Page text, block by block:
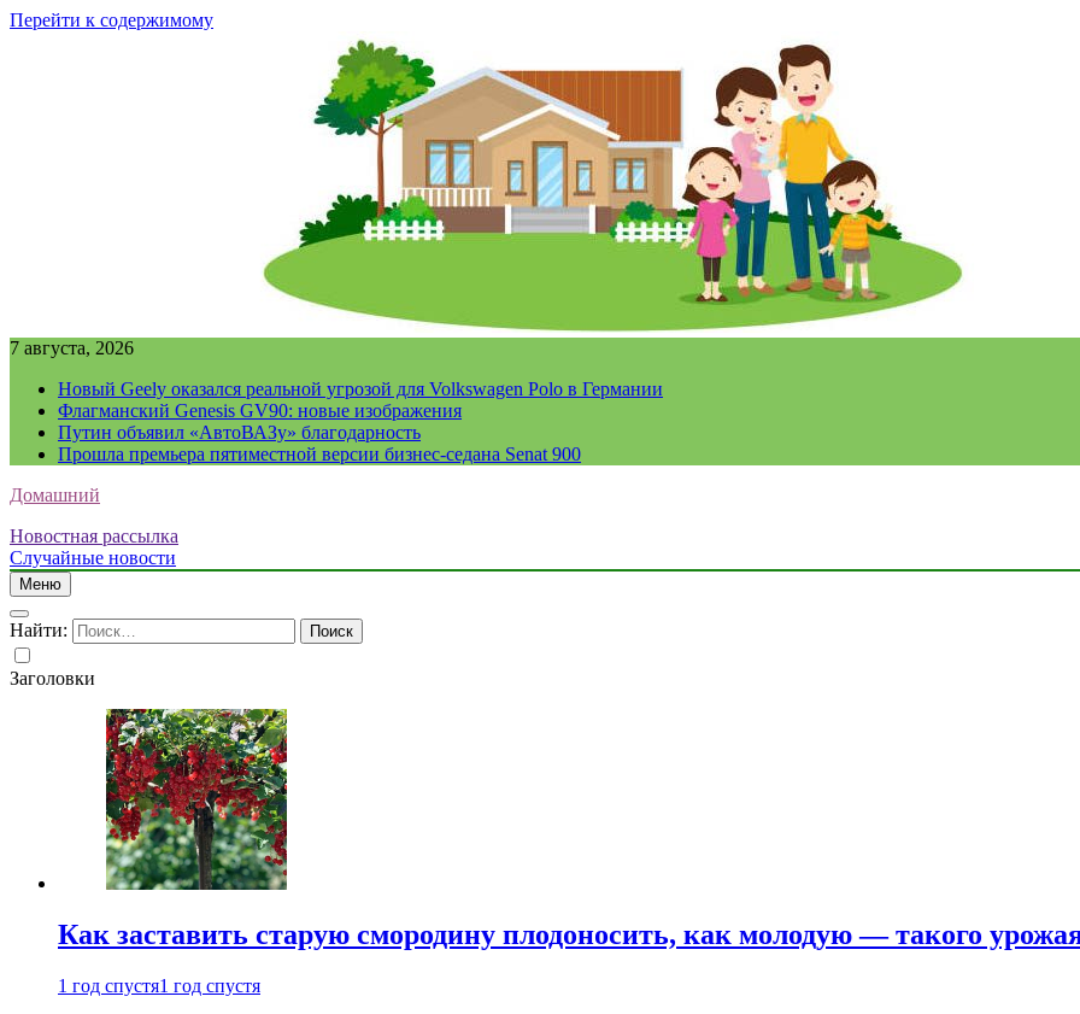
Перейти к содержимому
7 августа, 2026
Новый Geely оказался реальной угрозой для Volkswagen Polo в Германии
Флагманский Genesis GV90: новые изображения
Путин объявил «АвтоВАЗу» благодарность
Прошла премьера пятиместной версии бизнес-седана Senat 900
Домашний
Новостная рассылка
Случайные новости
Меню
Найти:
Заголовки
Как заставить старую смородину плодоносить, как молодую — такого
1 год спустя1 год спустя